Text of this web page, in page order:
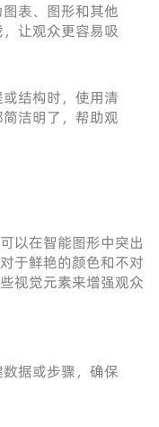
表、图形和其他
让观众更容易吸
结构时，使用清
洁明了，帮助观
以在智能图形中突出
于鲜艳的颜色和不对
视觉元素来增强观众
据或步骤，确保